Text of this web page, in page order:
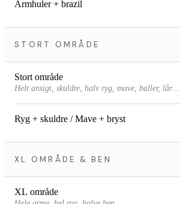
Armhuler + brazil
STORT OMRÅDE
Stort område
Helt ansigt, skuldre, halv ryg, mave, baller, lår…
Ryg + skuldre / Mave + bryst
XL OMRÅDE & BEN
XL område